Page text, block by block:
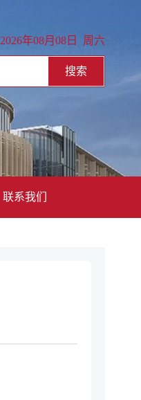
2026年08月08日 周六
搜索
联系我们